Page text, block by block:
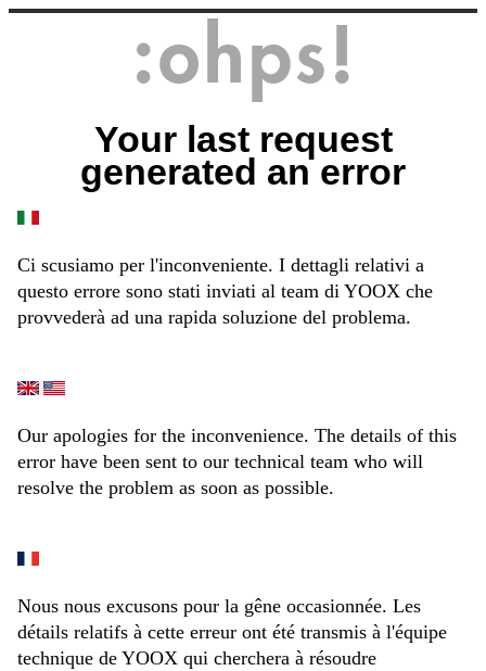
Your last request
generated an error
Ci scusiamo per l'inconveniente. I dettagli relativi a
questo errore sono stati inviati al team di YOOX che
provvederà ad una rapida soluzione del problema.
Our apologies for the inconvenience. The details of this
error have been sent to our technical team who will
resolve the problem as soon as possible.
Nous nous excusons pour la gêne occasionnée. Les
détails relatifs à cette erreur ont été transmis à l'équipe
technique de YOOX qui cherchera à résoudre